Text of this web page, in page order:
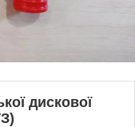
дискової